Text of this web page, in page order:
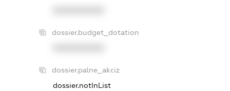
dossier.budget_dotation
dossier.palne_akciz
dossier.notInList